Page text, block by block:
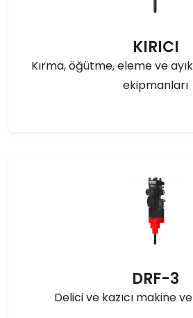
KIRICI
Kırma, öğütme, eleme ve
ekipmanları
DRF-3
Delici ve kazıcı makine